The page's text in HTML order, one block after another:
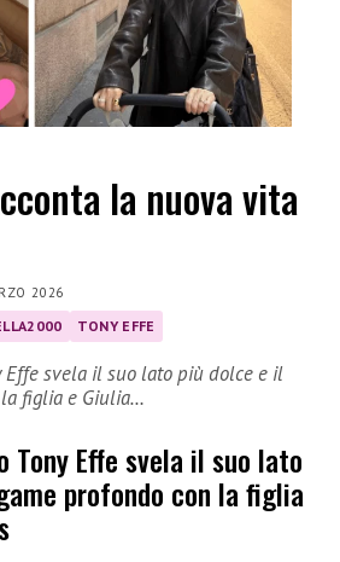
la nuova vita
2026
TONY EFFE
Effe svela il suo lato più dolce e il
figlia e Giulia…
Tony Effe svela il suo lato
profondo con la figlia